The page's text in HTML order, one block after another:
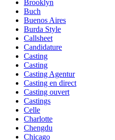
Brooklyn
Buch
Buenos Aires
Burda Style
Callsheet
Candidature
Casting
Casting
Casting Agentur
Casting en direct
Casting ouvert
Castings
Celle
Charlotte
Chengdu
Chicago